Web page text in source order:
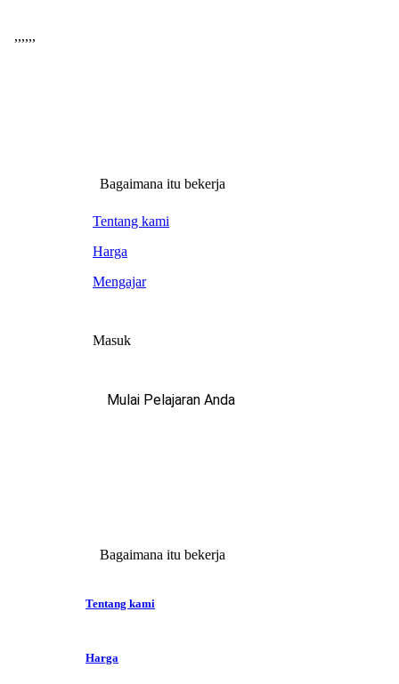
,,,,,,
Bagaimana itu bekerja
Tentang kami
Harga
Mengajar
Masuk
Mulai Pelajaran Anda
Bagaimana itu bekerja
Tentang kami
Harga